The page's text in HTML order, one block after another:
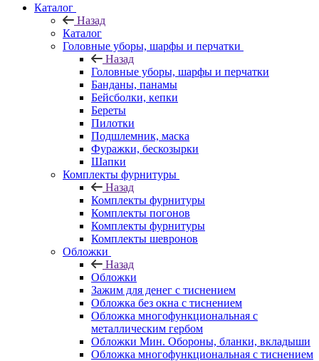
Каталог
Назад
Каталог
Головные уборы, шарфы и перчатки
Назад
Головные уборы, шарфы и перчатки
Банданы, панамы
Бейсболки, кепки
Береты
Пилотки
Подшлемник, маска
Фуражки, бескозырки
Шапки
Комплекты фурнитуры
Назад
Комплекты фурнитуры
Комплекты погонов
Комплекты фурнитуры
Комплекты шевронов
Обложки
Назад
Обложки
Зажим для денег с тиснением
Обложка без окна с тиснением
Обложка многофункциональная с
металлическим гербом
Обложки Мин. Обороны, бланки, вкладыши
Обложка многофункциональная с тиснением